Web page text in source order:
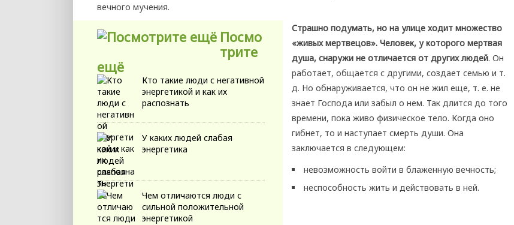
вечного мучения.
Посмо
трите
ещё
Кто такие люди с негативной
энергетикой и как их
распознать
У каких людей слабая
энергетика
Чем отличаются люди с
сильной положительной
энергетикой
Страшно подумать, но на улице ходит множество
«живых мертвецов». Человек, у которого мертвая
душа, снаружи не отличается от других людей. Он
работает, общается с другими, создает семью и т.
д. Но обнаруживается, что он не жил еще, т. е. не
знает Господа или забыл о нем. Так длится до того
времени, пока живо физическое тело. Когда оно
гибнет, то и наступает смерть души. Она
заключается в следующем:
невозможность войти в блаженную вечность;
неспособность жить и действовать в ней.